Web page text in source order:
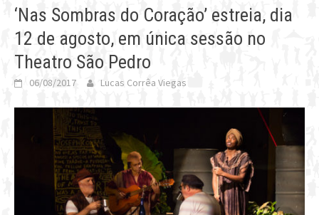
‘Nas Sombras do Coração’ estreia, dia
12 de agosto, em única sessão no
Theatro São Pedro
06/08/2017 Lucas Corrêa Viegas